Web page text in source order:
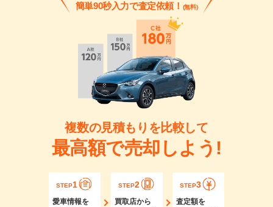
簡単90秒入力で査定依頼！ (無料)
複数の見積もりを比較して
最高額で売却しよう!
STEP1
愛車情報を
STEP2
買取店から
STEP3
査定額を